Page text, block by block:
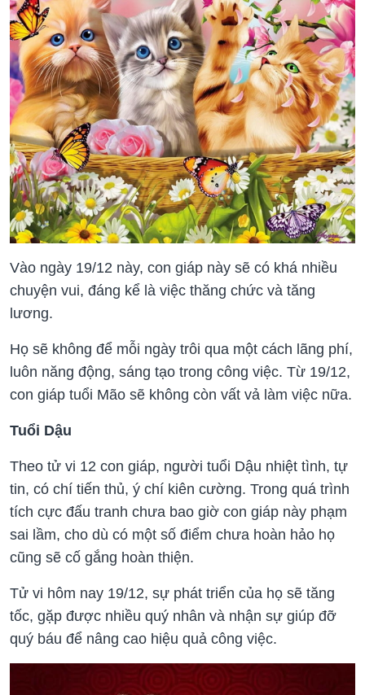
Vào ngày 19/12 này, con giáp này sẽ có khá nhiều
chuyện vui, đáng kể là việc thăng chức và tăng
lương.
Họ sẽ không để mỗi ngày trôi qua một cách lãng phí,
luôn năng động, sáng tạo trong công việc. Từ 19/12,
con giáp tuổi Mão sẽ không còn vất vả làm việc nữa.
Tuổi Dậu
Theo tử vi 12 con giáp, người tuổi Dậu nhiệt tình, tự
tin, có chí tiến thủ, ý chí kiên cường. Trong quá trình
tích cực đấu tranh chưa bao giờ con giáp này phạm
sai lầm, cho dù có một số điểm chưa hoàn hảo họ
cũng sẽ cố gắng hoàn thiện.
Tử vi hôm nay 19/12, sự phát triển của họ sẽ tăng
tốc, gặp được nhiều quý nhân và nhận sự giúp đỡ
quý báu để nâng cao hiệu quả công việc.